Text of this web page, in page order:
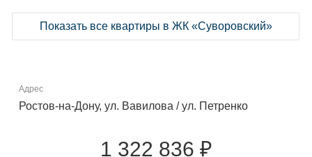
Показать все квартиры в ЖК «Суворовский»
Адрес
Ростов-на-Дону, ул. Вавилова / ул. Петренко
1 322 836 ₽